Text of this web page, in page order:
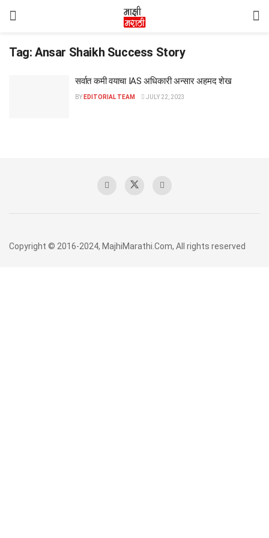
Tag: Ansar Shaikh Success Story
सर्वात कमी वयाचा IAS अधिकारी अन्सार अहमद शेख
BY EDITORIAL TEAM JULY 22, 2023
Copyright © 2016-2024, MajhiMarathi.Com, All rights reserved